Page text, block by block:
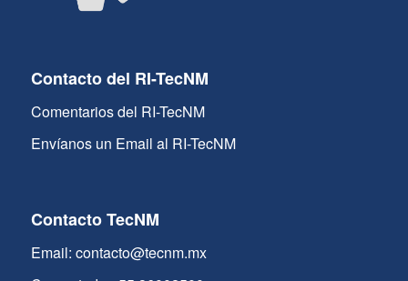
Contacto del RI-TecNM
Comentarios del RI-TecNM
Envíanos un Email al RI-TecNM
Contacto TecNM
Email: contacto@tecnm.mx